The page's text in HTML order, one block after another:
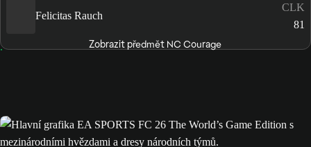
Felicitas Rauch
CLK
81
Zobrazit předmět NC Courage